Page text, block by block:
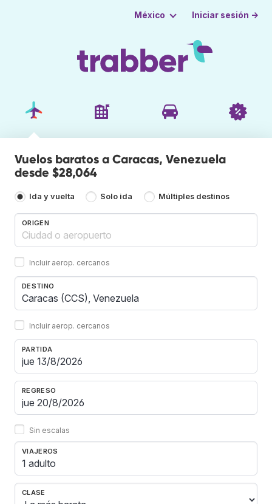
México Iniciar sesión →
Vuelos baratos a Caracas, Venezuela
desde $28,064
Ida y vuelta Solo ida Múltiples destinos
ORIGEN
Incluir aerop. cercanos
DESTINO
Incluir aerop. cercanos
PARTIDA
REGRESO
Sin escalas
VIAJEROS
1 adulto
CLASE